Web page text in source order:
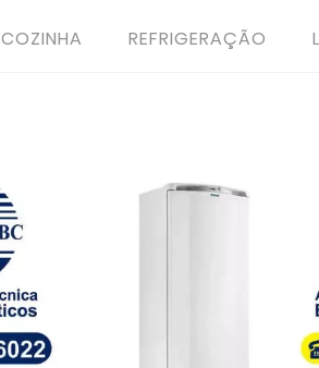
COZINHA REFRIGERAÇÃO